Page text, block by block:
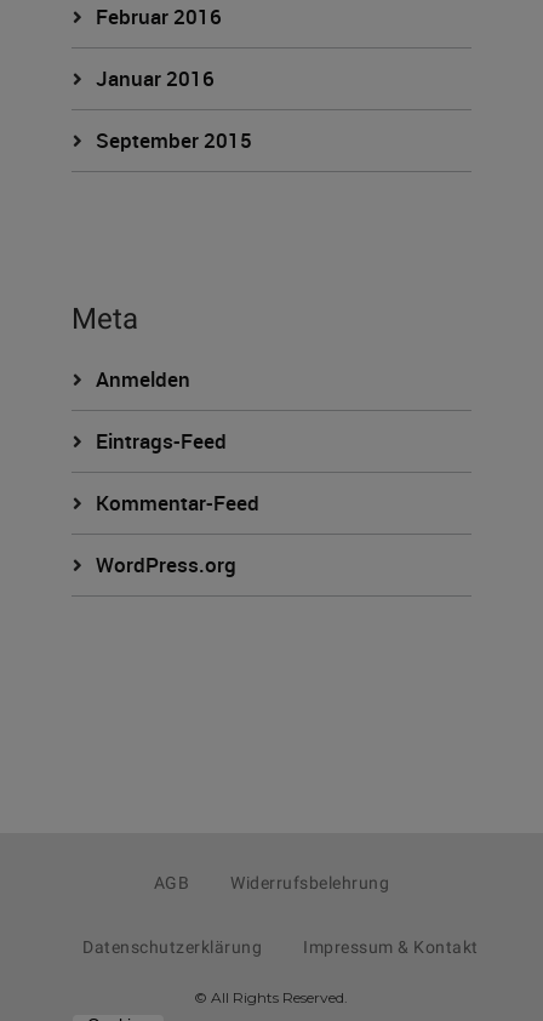
Februar 2016
Januar 2016
September 2015
Meta
Anmelden
Eintrags-Feed
Kommentar-Feed
WordPress.org
AGB Widerrufsbelehrung
Datenschutzerklärung Impressum & Kontakt
© All Rights Reserved.